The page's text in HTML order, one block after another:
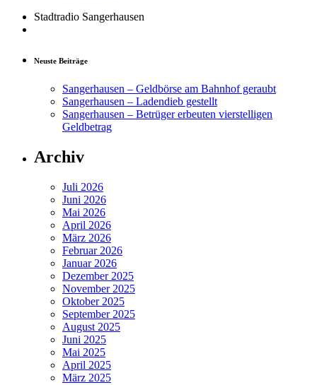
Stadtradio Sangerhausen
Neuste Beiträge
Sangerhausen – Geldbörse am Bahnhof geraubt
Sangerhausen – Ladendieb gestellt
Sangerhausen – Betrüger erbeuten vierstelligen
Geldbetrag
Archiv
Juli 2026
Juni 2026
Mai 2026
April 2026
März 2026
Februar 2026
Januar 2026
Dezember 2025
November 2025
Oktober 2025
September 2025
August 2025
Juni 2025
Mai 2025
April 2025
März 2025